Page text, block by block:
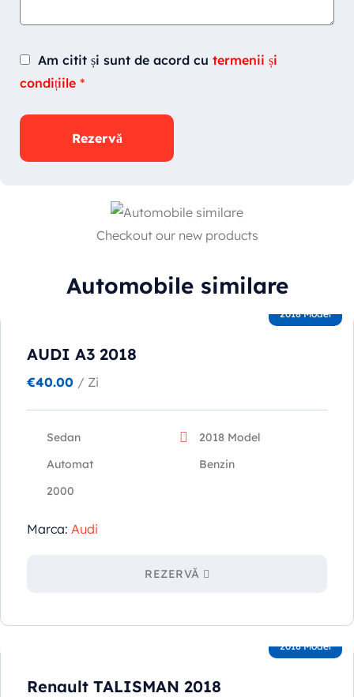
Am citit și sunt de acord cu termenii și
condițiile *
Rezervă
Checkout our new products
Automobile similare
2018 Model
AUDI A3 2018
€40.00 / Zi
Sedan
2018 Model
Automat
Benzin
2000
Marca: Audi
REZERVĂ
2018 Model
Renault TALISMAN 2018